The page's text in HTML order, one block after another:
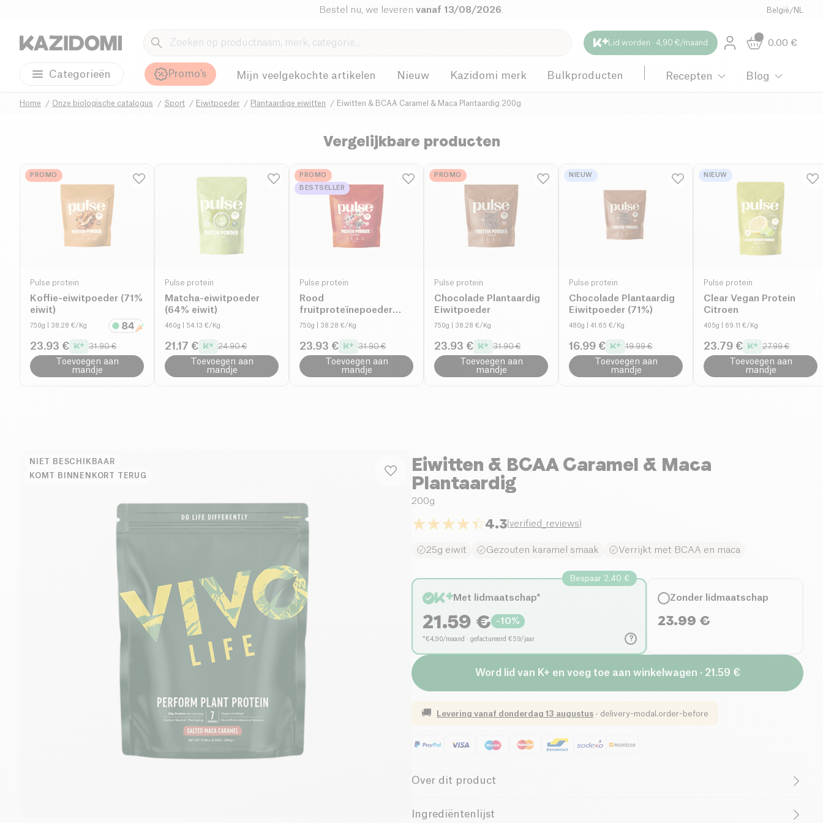
Bestel nu, we leverenvanaf 13/08/2026 België /NL
Lid worden · 4,90 €/maand 0.00 €
Categorieën Promo's Mijn veelgekochte artikelen Nieuw Kazidomi merk Bulkproducten Recepten Blog
Home Onze biologische catalogus Sport Eiwitpoeder Plantaardige eiwitten Eiwitten & BCAA Caramel & Maca Plantaardig 200g
Vergelijkbare producten
PROMO
Pulse protein
Koffie-eiwitpoeder (71%
eiwit)
750g | 38.28 €/Kg
23.93 € 31.90 €
Toevoegen aan
mandje
Pulse protein
Matcha-eiwitpoeder
(64% eiwit)
460g | 54.13 €/Kg
21.17 € 24.90 €
Toevoegen aan
mandje
PROMO
BESTSELLER
Pulse protein
Rood
fruitproteïnepoeder
(71% eiwit)
750g | 38.28 €/Kg
23.93 € 31.90 €
Toevoegen aan
mandje
PROMO
Pulse protein
Chocolade Plantaardig
Eiwitpoeder
750g | 38.28 €/Kg
23.93 € 31.90 €
Toevoegen aan
mandje
NIEUW
Pulse protein
Chocolade Plantaardig
Eiwitpoeder (71%)
480g | 41.65 €/Kg
16.99 € 19.99 €
Toevoegen aan
mandje
NIEUW
Pulse protein
Clear Vegan Protein
Citroen
405g | 69.11 €/Kg
23.79 € 27.99 €
Toevoegen aan
mandje
NIET BESCHIKBAAR
KOMT BINNENKORT TERUG
Eiwitten & BCAA Caramel & Maca
Plantaardig
200g
4.3(verified_reviews)
25g eiwit Gezouten karamel smaak Verrijkt met BCAA en maca
?
Bespaar 2.40 €
Met lidmaatschap*
21.59 € -10%
*€4,90/maand · gefactureerd €59/jaar
Zonder lidmaatschap
23.99 €
Word lid van K+ en voeg toe aan winkelwagen · 21.59 €
🚚 Levering vanaf donderdag 13 augustus · delivery-modal.order-before
Over dit product
Laag Suikergehalte
Ingrediëntenlijst